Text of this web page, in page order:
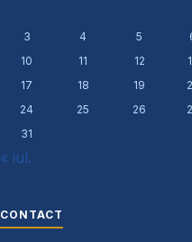
3
4 5
10
11 12
17
18 19
24
25 26
31
« iul.
CONTACT